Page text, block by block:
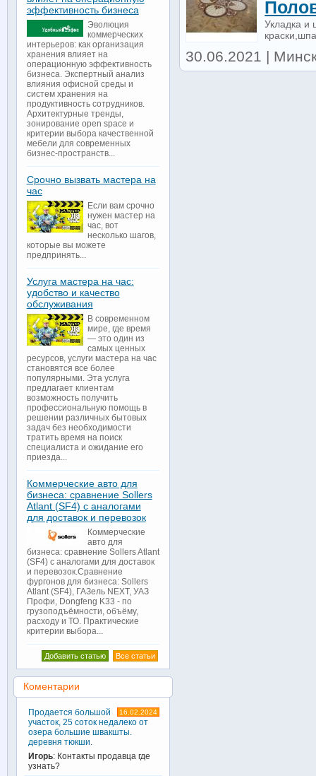
Укладка и
30.06.2021 |
эффективность бизнеса
Эволюция
коммерческих
интерьеров: как организация
хранения влияет на
операционную эффективность
бизнеса. Экспертный анализ
влияния офисной среды и
систем хранения на
продуктивность сотрудников.
Архитектурные тренды,
зонирование open space и
критерии выбора качественной
мебели для современных
бизнес-пространств...
Срочно вызвать мастера на
час
Если вам срочно
нужен мастер на
час, вот
несколько шагов,
которые вы можете
предпринять...
Услуга мастера на час:
удобство и качество
обслуживания
В современном
мире, где время
— это один из
самых ценных
ресурсов, услуги мастера на час
становятся все более
популярными. Эта услуга
предлагает клиентам
возможность получить
профессиональную помощь в
решении различных бытовых
задач без необходимости
тратить время на поиск
специалиста и ожидание его
приезда...
Коммерческие авто для
бизнеса: сравнение Sollers
Atlant (SF4) с аналогами
для доставок и перевозок
Коммерческие
авто для
бизнеса: сравнение Sollers Atlant
(SF4) с аналогами для доставок
и перевозок.Сравнение
фургонов для бизнеса: Sollers
Atlant (SF4), ГАЗель NEXT, УАЗ
Профи, Dongfeng K33 - по
грузоподъёмности, объёму,
расходу и ТО. Практические
критерии выбора...
Все статьи
Добавить статью
Коментарии
16.02.2024
Продается большой
участок, 25 соток недалеко от
озера большие швакшты.
деревня тюкши.
Игорь: Контакты продавца где
узнать?